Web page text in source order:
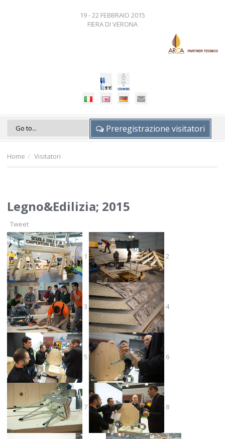
19 - 22 FEBBRAIO 2015
FIERA DI VERONA
Preregistrazione visitatori
Home Visitatori
Legno&Edilizia; 2015
Tweet
1 2
3 4
5 6
7 8